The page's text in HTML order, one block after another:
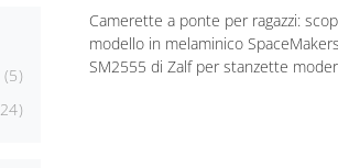
5
24
Camerette a ponte per ragazzi:
modello in melaminico
SM2555 di Zalf per stanzette